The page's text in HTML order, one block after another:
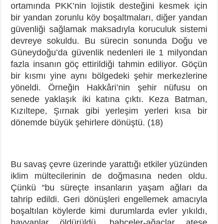
ortamında PKK’nin lojistik desteğini kesmek için
bir yandan zorunlu köy boşaltmaları, diğer yandan
güvenliği sağlamak maksadıyla koruculuk sistemi
devreye sokuldu. Bu sürecin sonunda Doğu ve
Güneydoğu’da güvenlik nedenleri ile 1 milyondan
fazla insanın göç ettirildiği tahmin ediliyor. Göçün
bir kısmı yine aynı bölgedeki şehir merkezlerine
yöneldi. Örneğin Hakkâri’nin şehir nüfusu on
senede yaklaşık iki katına çıktı. Keza Batman,
Kızıltepe, Şırnak gibi yerleşim yerleri kısa bir
dönemde büyük şehirlere dönüştü. (18)
Bu savaş çevre üzerinde yarattığı etkiler yüzünden
iklim mültecilerinin de doğmasına neden oldu.
Çünkü “bu süreçte insanların yaşam ağları da
tahrip edildi. Geri dönüşleri engellemek amacıyla
boşaltılan köylerde kimi durumlarda evler yıkıldı,